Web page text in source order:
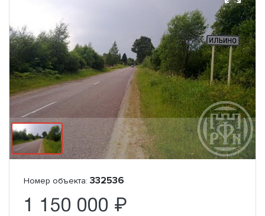
Номер объекта: 332536
1 150 000 ₽